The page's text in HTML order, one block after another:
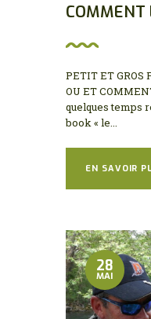
COMMENT
PETIT ET GROS
OU ET
quelques temps
book « le...
EN SAVOIR
28
MAI